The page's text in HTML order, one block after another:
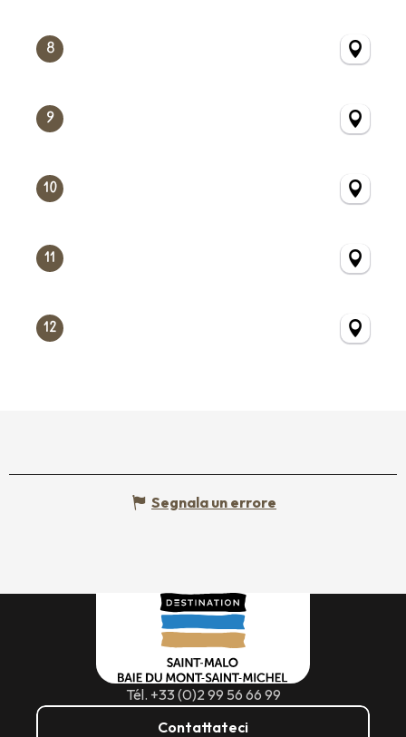
8
9
10
11
12
Segnala un errore
Tél. +33 (0)2 99 56 66 99
Contattateci